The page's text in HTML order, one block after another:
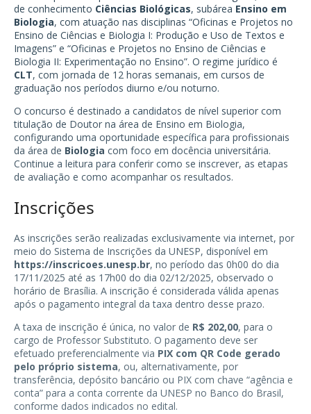
de conhecimento Ciências Biológicas, subárea Ensino em
Biologia, com atuação nas disciplinas “Oficinas e Projetos no
Ensino de Ciências e Biologia I: Produção e Uso de Textos e
Imagens” e “Oficinas e Projetos no Ensino de Ciências e
Biologia II: Experimentação no Ensino”. O regime jurídico é
CLT, com jornada de 12 horas semanais, em cursos de
graduação nos períodos diurno e/ou noturno.
O concurso é destinado a candidatos de nível superior com
titulação de Doutor na área de Ensino em Biologia,
configurando uma oportunidade específica para profissionais
da área de Biologia com foco em docência universitária.
Continue a leitura para conferir como se inscrever, as etapas
de avaliação e como acompanhar os resultados.
Inscrições
As inscrições serão realizadas exclusivamente via internet, por
meio do Sistema de Inscrições da UNESP, disponível em
https://inscricoes.unesp.br, no período das 0h00 do dia
17/11/2025 até as 17h00 do dia 02/12/2025, observado o
horário de Brasília. A inscrição é considerada válida apenas
após o pagamento integral da taxa dentro desse prazo.
A taxa de inscrição é única, no valor de R$ 202,00, para o
cargo de Professor Substituto. O pagamento deve ser
efetuado preferencialmente via PIX com QR Code gerado
pelo próprio sistema, ou, alternativamente, por
transferência, depósito bancário ou PIX com chave “agência e
conta” para a conta corrente da UNESP no Banco do Brasil,
conforme dados indicados no edital.